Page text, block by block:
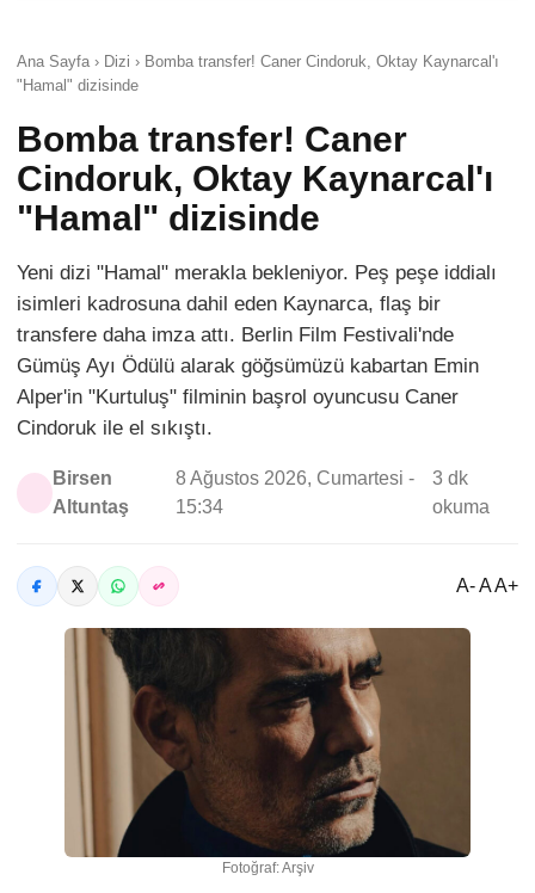
Ana Sayfa › Dizi › Bomba transfer! Caner Cindoruk, Oktay Kaynarcal'ı
"Hamal" dizisinde
Bomba transfer! Caner
Cindoruk, Oktay Kaynarcal'ı
"Hamal" dizisinde
Yeni dizi "Hamal" merakla bekleniyor. Peş peşe iddialı
isimleri kadrosuna dahil eden Kaynarca, flaş bir
transfere daha imza attı. Berlin Film Festivali'nde
Gümüş Ayı Ödülü alarak göğsümüzü kabartan Emin
Alper'in "Kurtuluş" filminin başrol oyuncusu Caner
Cindoruk ile el sıkıştı.
Birsen
Altuntaş
8 Ağustos 2026, Cumartesi -
15:34
3 dk
okuma
A- A A+
Fotoğraf: Arşiv